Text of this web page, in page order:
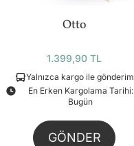
Otto
1.399,90 TL
Yalnızca kargo ile gönderim
En Erken Kargolama Tarihi:
Bugün
GÖNDER